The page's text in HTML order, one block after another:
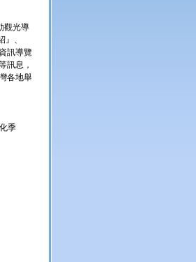
觀光導
、
訊導覽
訊息，
各地舉
季